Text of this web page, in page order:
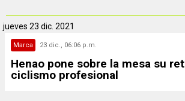
jueves 23 dic. 2021
Marca 23 dic., 06:06 p.m.
Henao pone sobre la mesa su
ciclismo profesional